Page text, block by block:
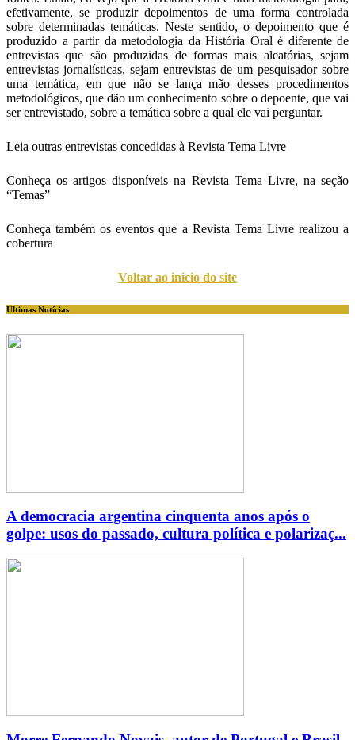
efetivamente, se produzir depoimentos de uma forma controlada
sobre determinadas temáticas. Neste sentido, o depoimento que é
produzido a partir da metodologia da História Oral é diferente de
entrevistas que são produzidas de formas mais aleatórias, sejam
entrevistas jornalísticas, sejam entrevistas de um pesquisador sobre
uma temática, em que não se lança mão desses procedimentos
metodológicos, que dão um conhecimento sobre o depoente, que vai
ser entrevistado, sobre a temática sobre a qual ele vai perguntar.
Leia outras entrevistas concedidas à Revista Tema Livre
Conheça os artigos disponíveis na Revista Tema Livre, na seção
“Temas”
Conheça também os eventos que a Revista Tema Livre realizou a
cobertura
Voltar ao inicio do site
Ultimas Notícias
A democracia argentina cinquenta anos após o
golpe: usos do passado, cultura política e polarizaç...